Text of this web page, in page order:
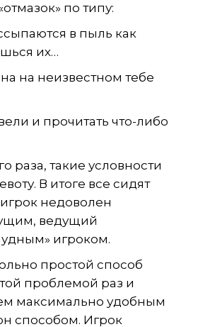
по типу:
в пыль как
их…
на неизвестном тебе
и прочитать что-либо
раза, такие условности
В итоге все сидят
недоволен
ведущий
игроком.
простой способ
проблемой раз и
максимально удобным
способом. Игрок